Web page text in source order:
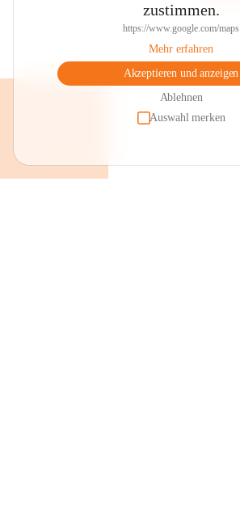
zustimmen.
https://www.google.com/maps
Mehr erfahren
Akzeptieren und anzeigen
Ablehnen
Auswahl merken